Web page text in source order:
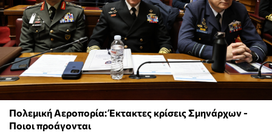
Πολεμική Αεροπορία: Έκτακτες κρίσεις Σμηνάρχων -
Ποιοι προάγονται